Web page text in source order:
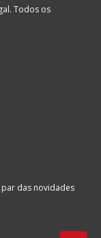
Todos os
par das novidades